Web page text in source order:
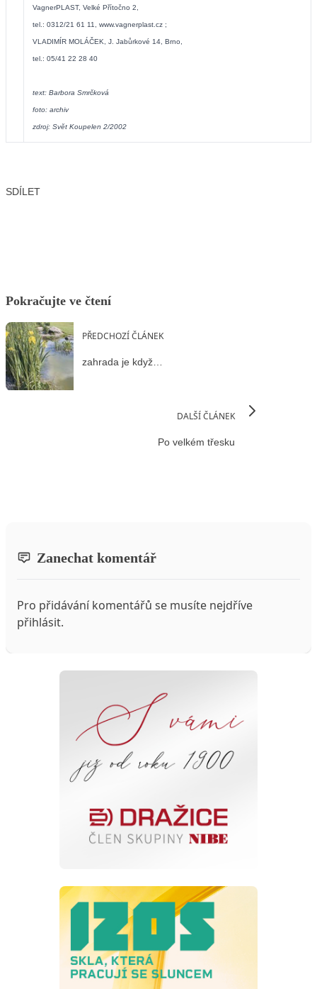
VagnerPLAST, Velké Přítočno 2,
tel.: 0312/21 61 11, www.vagnerplast.cz ;
VLADIMÍR MOLÁČEK, J. Jabůrkové 14, Brno,
tel.: 05/41 22 28 40
text: Barbora Smrčková
foto: archiv
zdroj: Svět Koupelen 2/2002
SDÍLET
Pokračujte ve čtení
PŘEDCHOZÍ ČLÁNEK
zahrada je když…
DALŠÍ ČLÁNEK
Po velkém třesku
Zanechat komentář
Pro přidávání komentářů se musíte nejdříve
přihlásit.